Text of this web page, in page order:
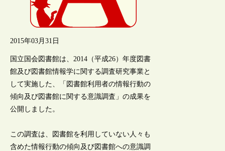
2015年03月31日
国立国会図書館は、2014（平成26）年度図書
館及び図書館情報学に関する調査研究事業と
して実施した、「図書館利用者の情報行動の
傾向及び図書館に関する意識調査」の成果を
公開しました。
この調査は、図書館を利用していない人々も
含めた情報行動の傾向及び図書館への意識調